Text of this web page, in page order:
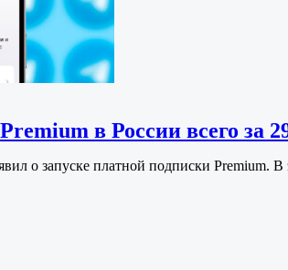
в России всего за
о запуске платной подписки Premium.